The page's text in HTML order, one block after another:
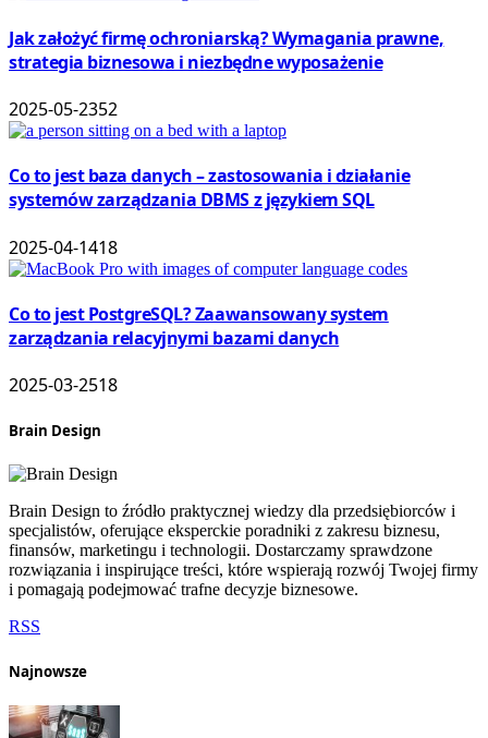
Jak założyć firmę ochroniarską? Wymagania prawne,
strategia biznesowa i niezbędne wyposażenie
2025-05-2352
Co to jest baza danych – zastosowania i działanie
systemów zarządzania DBMS z językiem SQL
2025-04-1418
Co to jest PostgreSQL? Zaawansowany system
zarządzania relacyjnymi bazami danych
2025-03-2518
Brain Design
Brain Design to źródło praktycznej wiedzy dla przedsiębiorców i
specjalistów, oferujące eksperckie poradniki z zakresu biznesu,
finansów, marketingu i technologii. Dostarczamy sprawdzone
rozwiązania i inspirujące treści, które wspierają rozwój Twojej firmy
i pomagają podejmować trafne decyzje biznesowe.
RSS
Najnowsze